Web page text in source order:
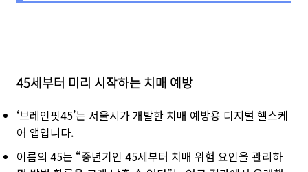
45세부터 미리 시작하는 치매 예방
‘브레인핏45’는 서울시가 개발한 치매 예방용 디지털 헬스케
어 앱입니다.
이름의 45는 “중년기인 45세부터 치매 위험 요인을 관리하